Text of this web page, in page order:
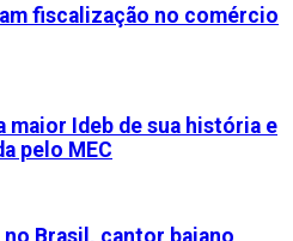
fiscalização no comércio
maior Ideb de sua história e
pelo MEC
Brasil, cantor baiano